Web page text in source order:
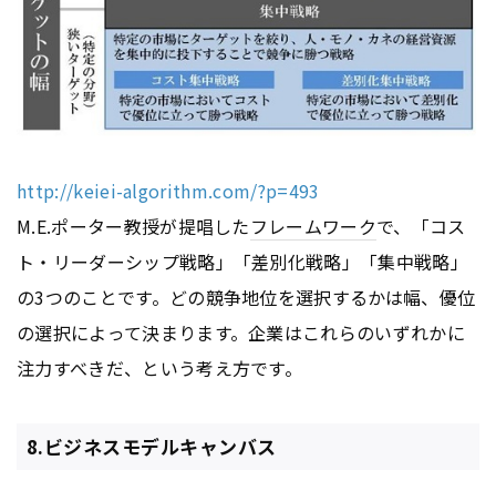
http://keiei-algorithm.com/?p=493
M.E.ポーター教授が提唱したフレームワークで、「コス
ト・リーダーシップ戦略」「差別化戦略」「集中戦略」
の3つのことです。どの競争地位を選択するかは幅、優位
の選択によって決まります。企業はこれらのいずれかに
注力すべきだ、という考え方です。
8.ビジネスモデルキャンバス